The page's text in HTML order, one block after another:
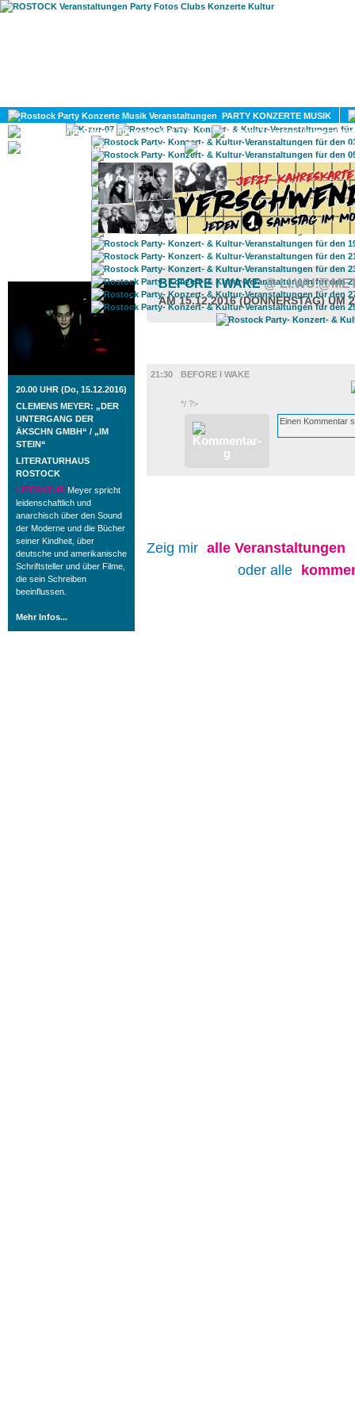
PARTY KONZERTE MUSIK
KULTUR
GAY
ROSTOCK TAGESTIPP
20.00 UHR (Do, 15.12.2016)
CLEMENS MEYER: „DER
UNTERGANG DER
ÄKSCHN GMBH“ / „IM
STEIN“
LITERATURHAUS
ROSTOCK
LITERATUR Meyer spricht
leidenschaftlich und
anarchisch über den Sound
der Moderne und die Bücher
seiner Kindheit, über
deutsche und amerikanische
Schriftsteller und über Filme,
die sein Schreiben
beeinflussen.
Mehr Infos...
BEFORE I WAKE@
AM 15.12.2016 (DONNERSTAG) UM
21:30
BEFORE I WAKE
*/ ?>
Zeig mir alle Veranstaltungen
oder alle